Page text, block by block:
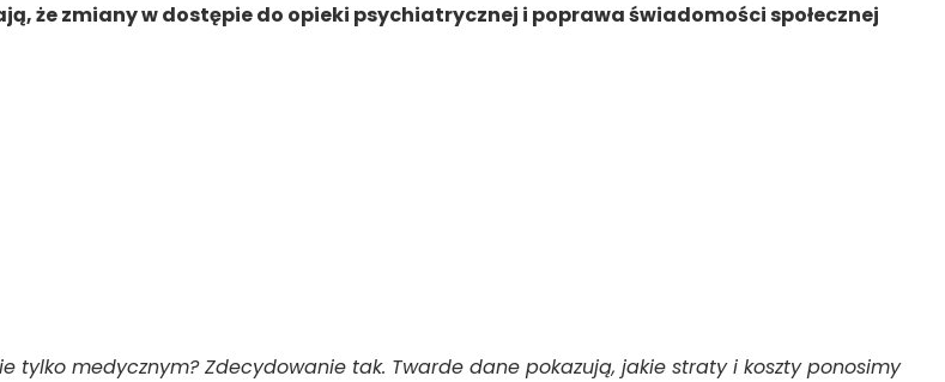
że zmiany w dostępie do opieki psychiatrycznej i poprawa świadomości społecznej
tylko medycznym? Zdecydowanie tak. Twarde dane pokazują, jakie straty i koszty ponosimy